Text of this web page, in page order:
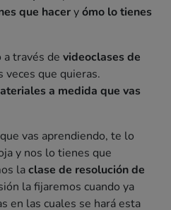
que haceryómo lo tienes
través de videoclases de
veces que quieras.
a medida que vas
vas aprendiendo, te lo
y nos lo tienes que
laclase de resolución de
la fijaremos cuando ya
en las cuales se hará esta